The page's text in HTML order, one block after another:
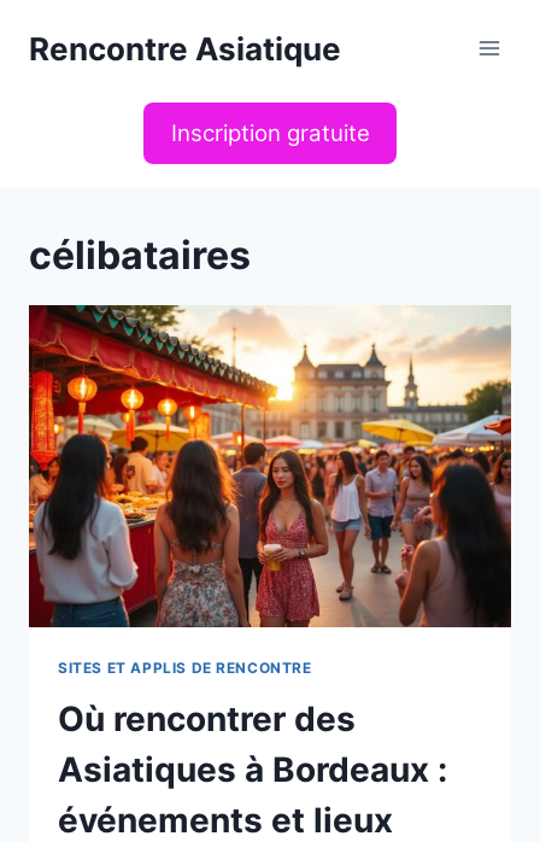
Rencontre Asiatique
Inscription gratuite
célibataires
SITES ET APPLIS DE RENCONTRE
Où rencontrer des
Asiatiques à Bordeaux :
événements et lieux